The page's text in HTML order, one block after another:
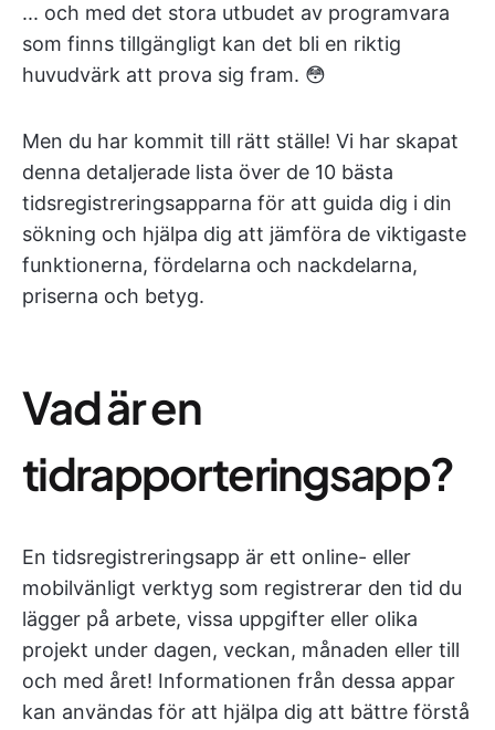
... och med det stora utbudet av programvara
som finns tillgängligt kan det bli en riktig
huvudvärk att prova sig fram. 😳
Men du har kommit till rätt ställe! Vi har skapat
denna detaljerade lista över de 10 bästa
tidsregistreringsapparna för att guida dig i din
sökning och hjälpa dig att jämföra de viktigaste
funktionerna, fördelarna och nackdelarna,
priserna och betyg.
Vad är en
tidrapporteringsapp?
En tidsregistreringsapp är ett online- eller
mobilvänligt verktyg som registrerar den tid du
lägger på arbete, vissa uppgifter eller olika
projekt under dagen, veckan, månaden eller till
och med året! Informationen från dessa appar
kan användas för att hjälpa dig att bättre förstå